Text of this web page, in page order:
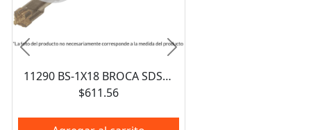
11290 BS-1X18 BROCA SDS PLUS 1 X 18" TRUPER
$611.56
Anterior Siguiente